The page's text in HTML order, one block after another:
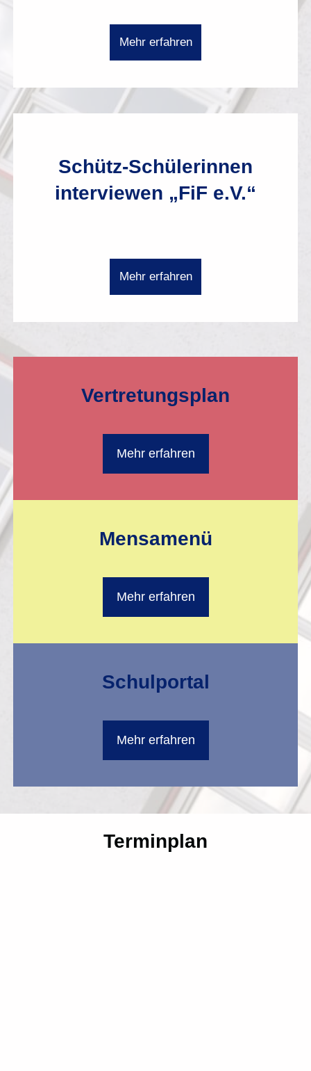
Mehr erfahren
Schütz-Schülerinnen
interviewen „FiF e.V.“
Mehr erfahren
Vertretungsplan
Mehr erfahren
Mensamenü
Mehr erfahren
Schulportal
Mehr erfahren
Terminplan